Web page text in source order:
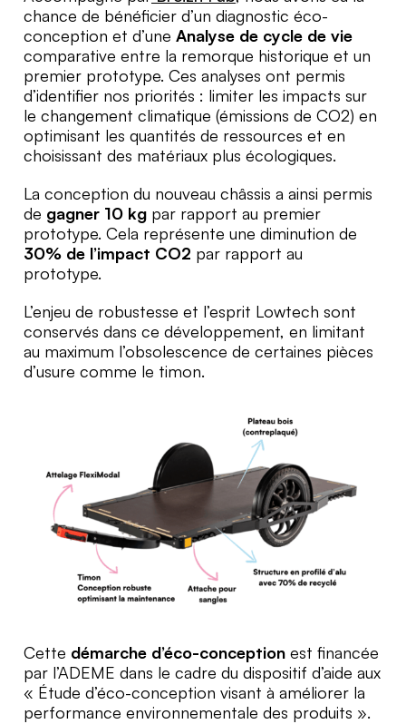
chance de bénéficier d’un diagnostic éco-
conception et d’une Analyse de cycle de vie
comparative entre la remorque historique et un
premier prototype. Ces analyses ont permis
d’identifier nos priorités : limiter les impacts sur
le changement climatique (émissions de CO2) en
optimisant les quantités de ressources et en
choisissant des matériaux plus écologiques.
La conception du nouveau châssis a ainsi permis
de gagner 10 kg par rapport au premier
prototype. Cela représente une diminution de
30% de l’impact CO2 par rapport au
prototype.
L’enjeu de robustesse et l’esprit Lowtech sont
conservés dans ce développement, en limitant
au maximum l’obsolescence de certaines pièces
d’usure comme le timon.
Cette démarche d’éco-conception est financée
par l’ADEME dans le cadre du dispositif d’aide aux
« Étude d’éco-conception visant à améliorer la
performance environnementale des produits ».